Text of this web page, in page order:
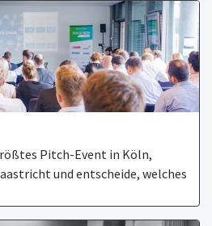
Pitch-Event in Köln,
und entscheide, welches